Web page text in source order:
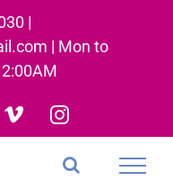
|
| Mon to
VimeoInstagram